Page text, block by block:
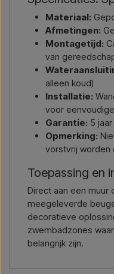
Materiaal:
Afmetingen:
Montagetijd:
van
alleen koud)
Installatie:
voor
Garantie: 5
Opmerking:
vorstvrij worden
Toepassing en
Direct aan een
meegeleverde
decoratieve
zwembadzones
belangrijk zijn.